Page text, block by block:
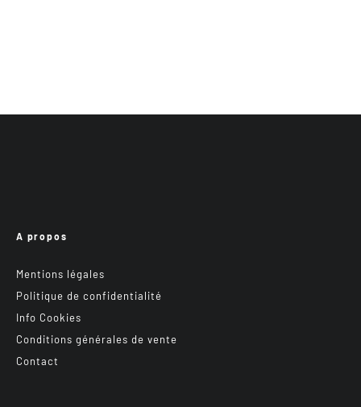
A propos
Mentions légales
Politique de confidentialité
Info Cookies
Conditions générales de vente
Contact